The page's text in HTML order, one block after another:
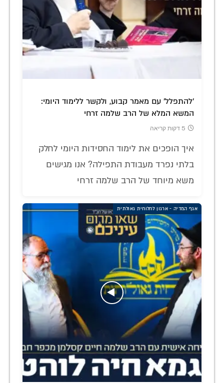
'להתפלל' עם מאמר קבוע, ולקשר ללימוד היומי:
המשא המלא של הרב שלמה זרחי
5 דקות קריאה
איך הופכים את לימוד החסידות היומי לחלק
בלתי נפרד מעבודת התפילה? אנו מגישים
משא מיוחד של הרב שלמה זרחי
אגף המדיה - ארגון לחלוחית גאולתית